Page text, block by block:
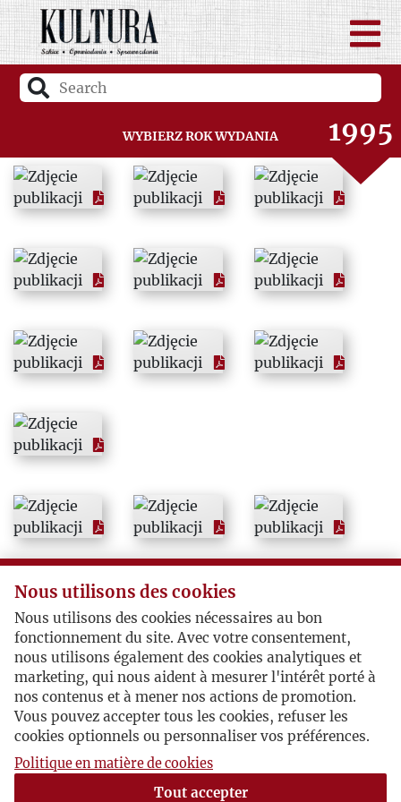
Wybierz rok wydania
1993
1994
1995
1996
1998
1999
2000
2003
2004
2006
2007
2008
Nous utilisons des cookies
Nous utilisons des cookies nécessaires au bon
fonctionnement du site. Avec votre consentement,
nous utilisons également des cookies analytiques et
marketing, qui nous aident à mesurer l'intérêt porté à
nos contenus et à mener nos actions de promotion.
Vous pouvez accepter tous les cookies, refuser les
cookies optionnels ou personnaliser vos préférences.
Politique en matière de cookies
Tout accepter